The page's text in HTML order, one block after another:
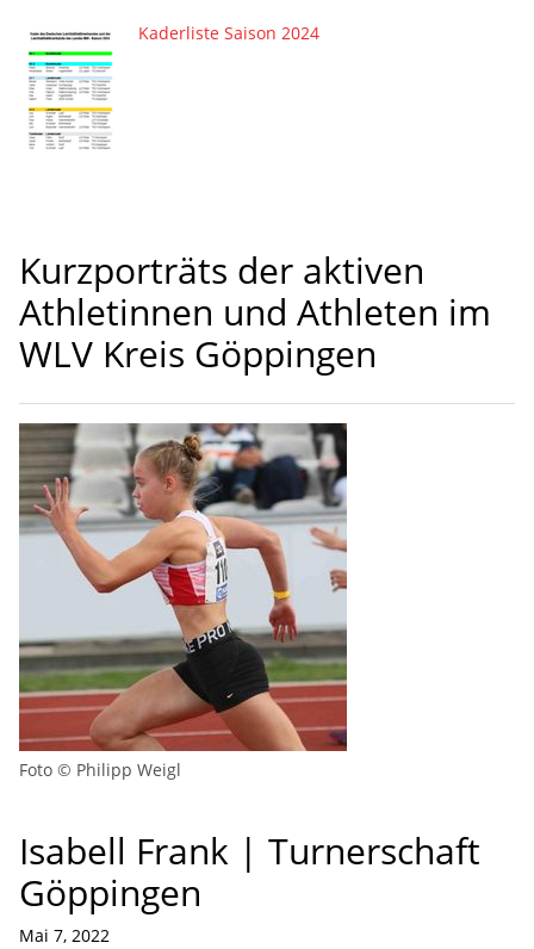
Kaderliste Saison 2024
Kurzporträts der aktiven
Athletinnen und Athleten im
WLV Kreis Göppingen
Foto © Philipp Weigl
Isabell Frank | Turnerschaft
Göppingen
Mai 7, 2022